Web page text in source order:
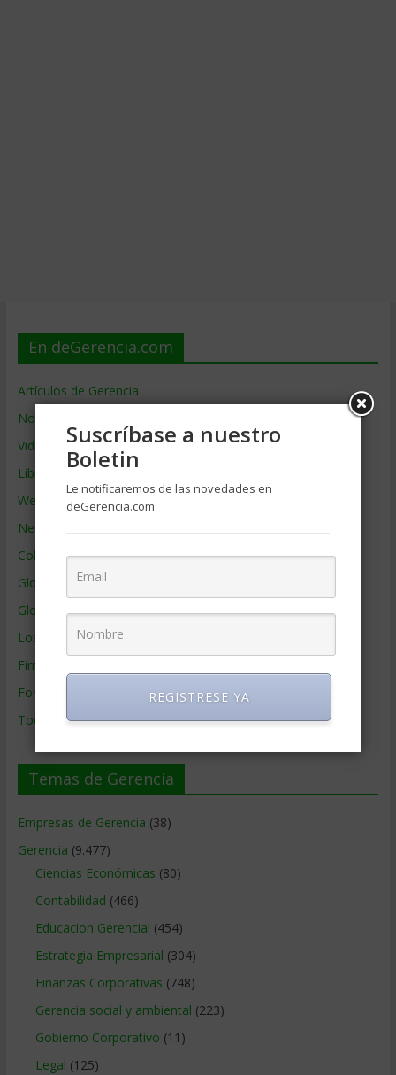
En deGerencia.com
Artículos de Gerencia
Noticias de Gerencia
Videos de Gerencia
Libros de Gerencia
Webs de Gerencia
Negocios por País
Colaboradores de Gerencia
Glosario
Glosario Inglés – Español
Los mejores MBA
Firmas de Gerencia
Formación de Gerencia
Todos los Temas
Temas de Gerencia
Empresas de Gerencia (38)
Gerencia (9.477)
Ciencias Económicas (80)
Contabilidad (466)
Educacion Gerencial (454)
Estrategia Empresarial (304)
Finanzas Corporativas (748)
Gerencia social y ambiental (223)
Gobierno Corporativo (11)
Legal (125)
Suscríbase a nuestro
Boletin
Le notificaremos de las novedades en
deGerencia.com
REGISTRESE YA